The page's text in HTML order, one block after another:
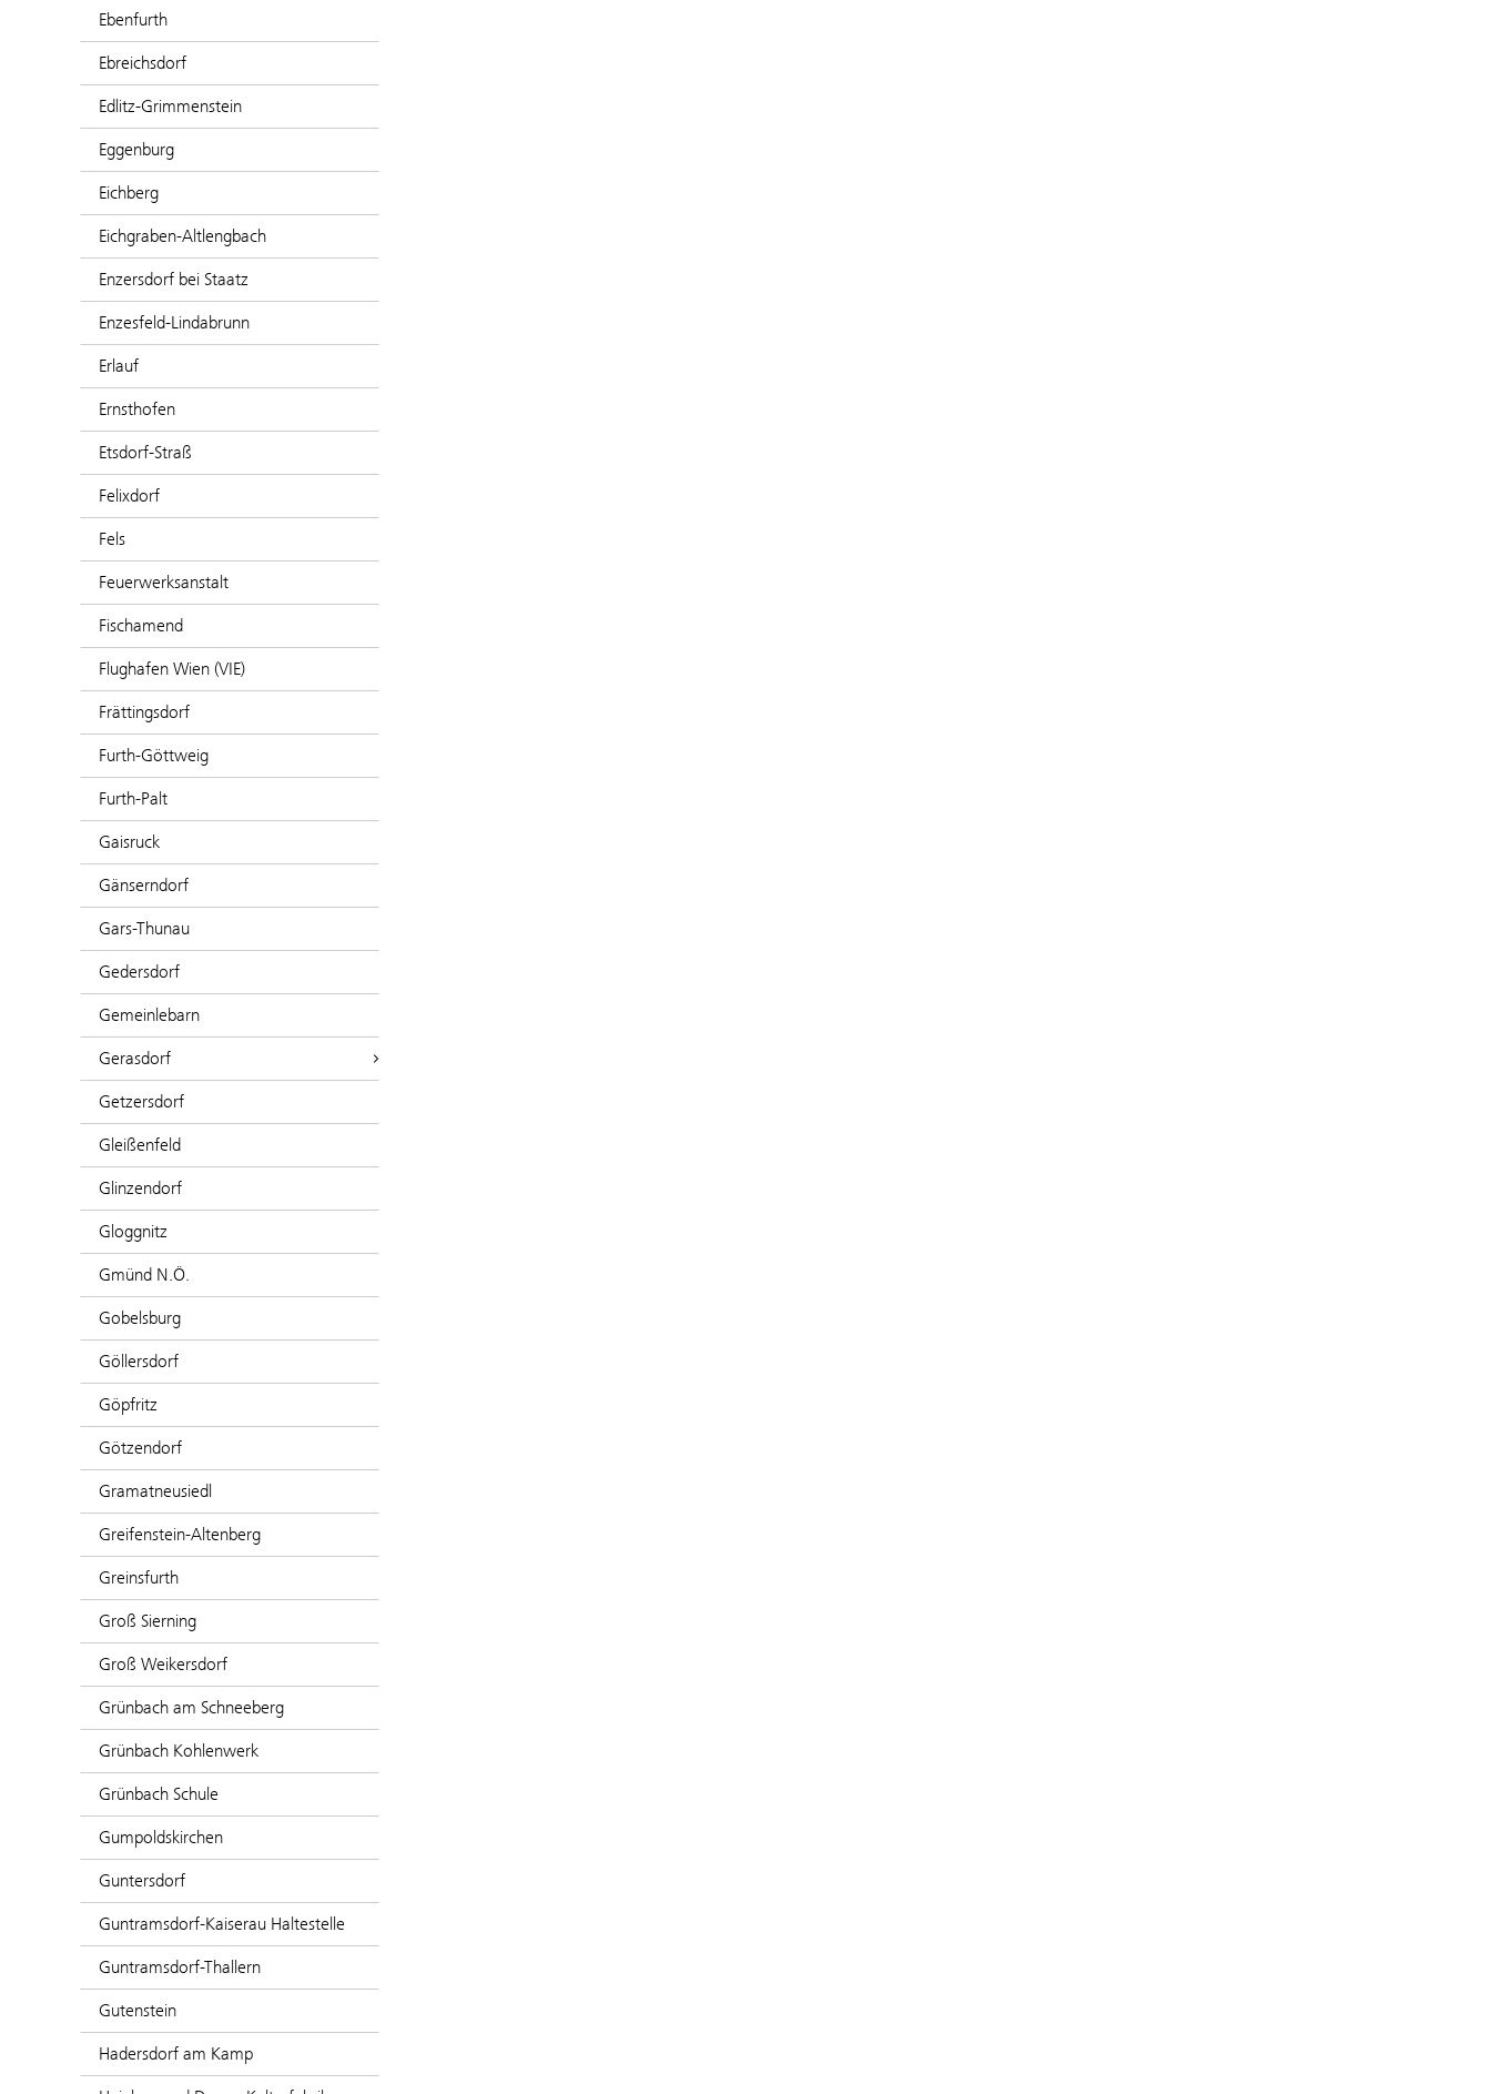
Ebenfurth
Ebreichsdorf
Edlitz-Grimmenstein
Eggenburg
Eichberg
Eichgraben-Altlengbach
Enzersdorf bei Staatz
Enzesfeld-Lindabrunn
Erlauf
Ernsthofen
Etsdorf-Straß
Felixdorf
Fels
Feuerwerksanstalt
Fischamend
Flughafen Wien (VIE)
Frättingsdorf
Furth-Göttweig
Furth-Palt
Gaisruck
Gänserndorf
Gars-Thunau
Gedersdorf
Gemeinlebarn
Gerasdorf
Getzersdorf
Gleißenfeld
Glinzendorf
Gloggnitz
Gmünd N.Ö.
Gobelsburg
Göllersdorf
Göpfritz
Götzendorf
Gramatneusiedl
Greifenstein-Altenberg
Greinsfurth
Groß Sierning
Groß Weikersdorf
Grünbach am Schneeberg
Grünbach Kohlenwerk
Grünbach Schule
Gumpoldskirchen
Guntersdorf
Guntramsdorf-Kaiserau Haltestelle
Guntramsdorf-Thallern
Gutenstein
Hadersdorf am Kamp